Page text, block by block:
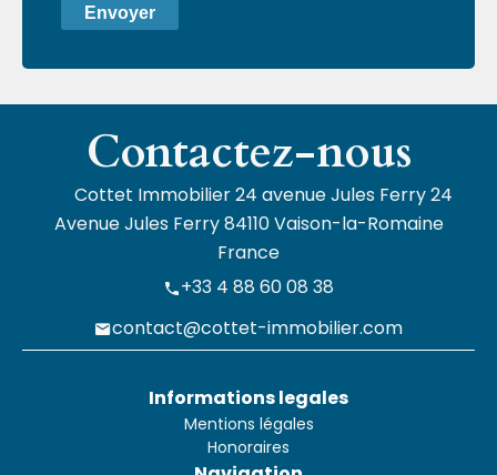
Envoyer
Contactez-nous
Cottet Immobilier24 avenue Jules Ferry 24
Avenue Jules Ferry84110Vaison-la-Romaine
France
+33 4 88 60 08 38
contact@cottet-immobilier.com
Informations legales
Mentions légales
Honoraires